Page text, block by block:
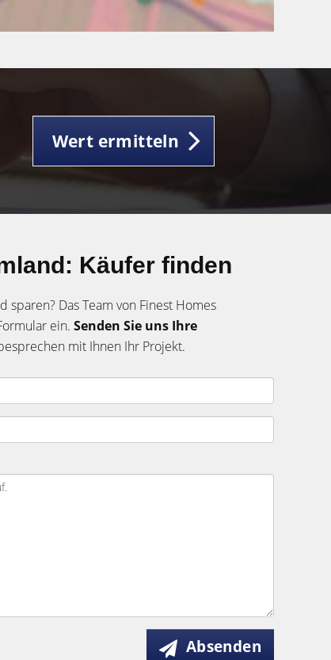
Wert ermitteln
Käufer finden
Das Team von Finest Homes
ein. Senden Sie uns Ihre
mit Ihnen Ihr Projekt.
Absenden